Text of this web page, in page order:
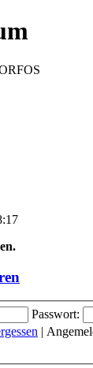
Passwort:
|